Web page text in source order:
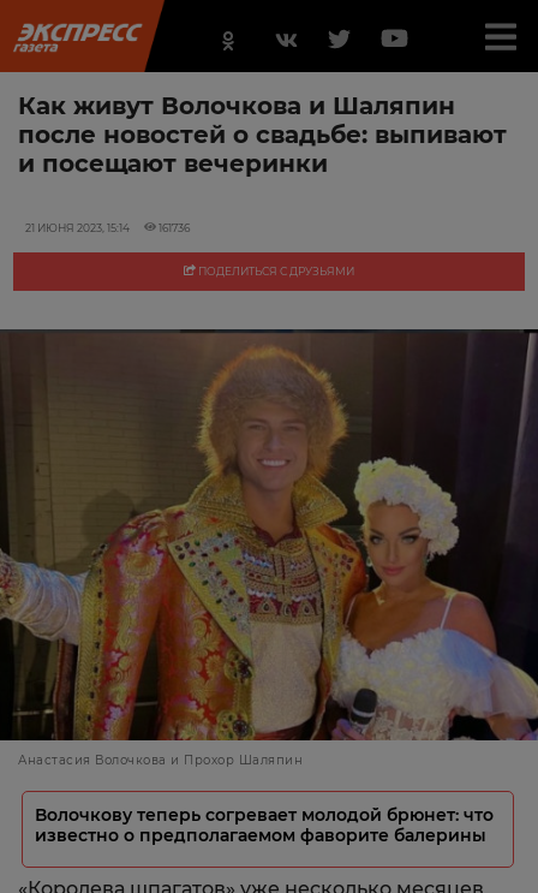
Как живут Волочкова и Шаляпин
после новостей о свадьбе: выпивают
и посещают вечеринки
21 ИЮНЯ 2023, 15:14 161736
ПОДЕЛИТЬСЯ С ДРУЗЬЯМИ
Анастасия Волочкова и Прохор Шаляпин
Волочкову теперь согревает молодой брюнет: что
известно о предполагаемом фаворите балерины